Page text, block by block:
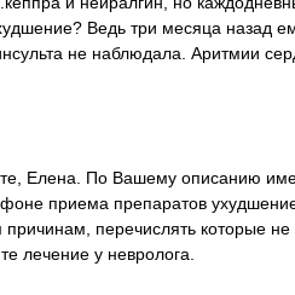
Ведь три месяца назад
не наблюдала. Аритмии
Елена. По Вашему описанию
приема препаратов
причинам, перечислять которые
лечение у невролога.